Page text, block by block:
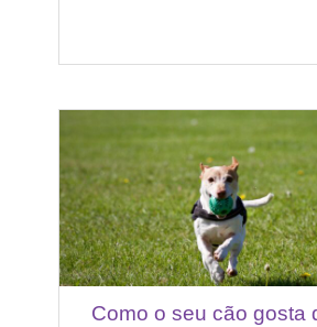
Como o seu cão gosta